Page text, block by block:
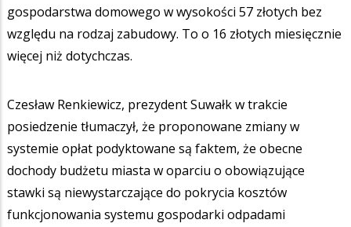
gospodarstwa domowego w wysokości 57 złotych bez
względu na rodzaj zabudowy. To o 16 złotych miesięcznie
więcej niż dotychczas.
Czesław Renkiewicz, prezydent Suwałk w trakcie
posiedzenie tłumaczył, że proponowane zmiany w
systemie opłat podyktowane są faktem, że obecne
dochody budżetu miasta w oparciu o obowiązujące
stawki są niewystarczające do pokrycia kosztów
funkcjonowania systemu gospodarki odpadami